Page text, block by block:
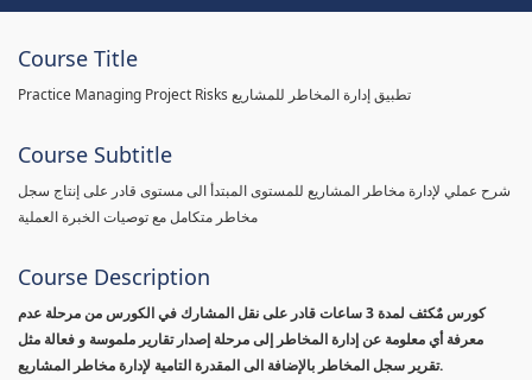
Course Title
Practice Managing Project Risks تطبيق إدارة المخاطر للمشاريع
Course Subtitle
شرح عملي لإدارة مخاطر المشاريع للمستوى المبتدأ الى مستوى قادر على إنتاج سجل
مخاطر متكامل مع توصيات الخبرة العملية
Course Description
كورس مٌكثف لمدة 3 ساعات قادر على نقل المشارك في الكورس من مرحلة عدم
معرفة أي معلومة عن إدارة المخاطر إلى مرحلة إصدار تقارير ملموسة و فعالة مثل
تقرير سجل المخاطر بالإضافة الى المقدرة التامية لإدارة مخاطر المشاريع.